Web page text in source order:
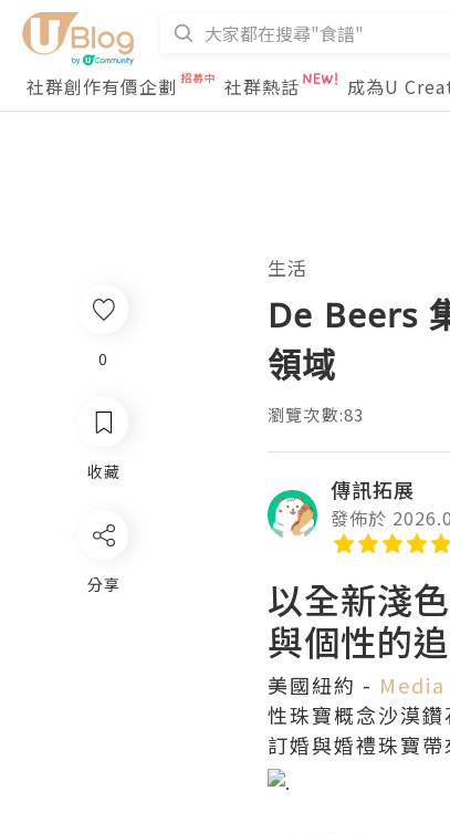
社群創作有價企劃
社群熱話 成為U
生活
De Beers
領域
瀏覽次數:83
傳訊拓展
發佈於
以全新淺
與個性的
美國紐約 -
性珠寶概念沙漠
訂婚與婚禮珠寶
0
收藏
分享